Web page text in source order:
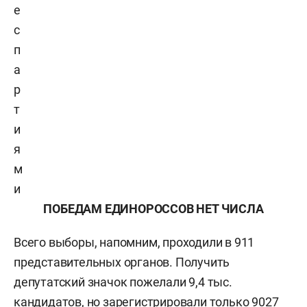
е
с
п
а
р
т
и
я
м
и
ПОБЕДАМ ЕДИНОРОССОВ НЕТ ЧИСЛА
Всего выборы, напомним, проходили в 911
представительных органов. Получить
депутатский значок пожелали 9,4 тыс.
кандидатов, но зарегистрировали только 9027